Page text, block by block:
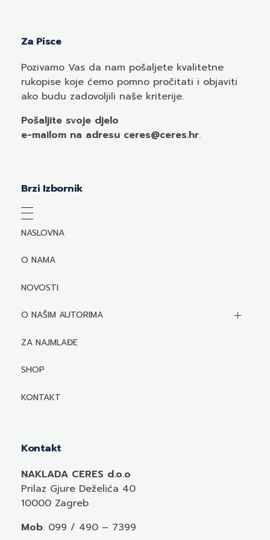
Za Pisce
Pozivamo Vas da nam pošaljete kvalitetne
rukopise koje ćemo pomno pročitati i objaviti
ako budu zadovoljili naše kriterije.
Pošaljite svoje djelo
e-mailom na adresu ceres@ceres.hr.
Brzi Izbornik
NASLOVNA
O NAMA
NOVOSTI
O NAŠIM AUTORIMA
Biografije autora
Mediji o autorima i njihovim naslovima
ZA NAJMLAĐE
SHOP
KONTAKT
Kontakt
NAKLADA CERES d.o.o
Prilaz Gjure Deželića 40
10000 Zagreb
Mob. 099 / 490 – 7399